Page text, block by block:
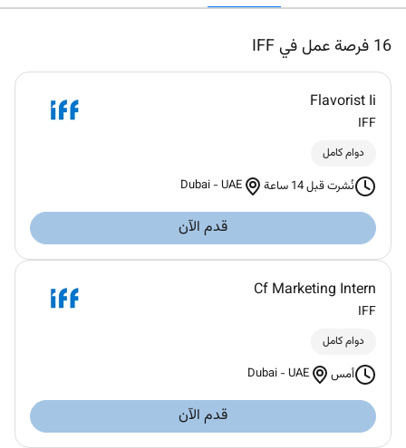
16 فرصة عمل في IFF
Flavorist Ii
IFF
دوام كامل
نُشرت قبل 14 ساعة Dubai -UAE
قدم الآن
Cf Marketing Intern
IFF
دوام كامل
أمس Dubai -UAE
قدم الآن